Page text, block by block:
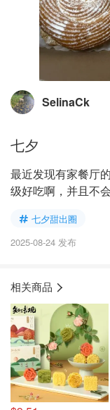
SelinaCk
七夕
最近发现有家餐厅
级好吃啊，并且不
七夕甜出圈
2025-08-24 发布
相关商品